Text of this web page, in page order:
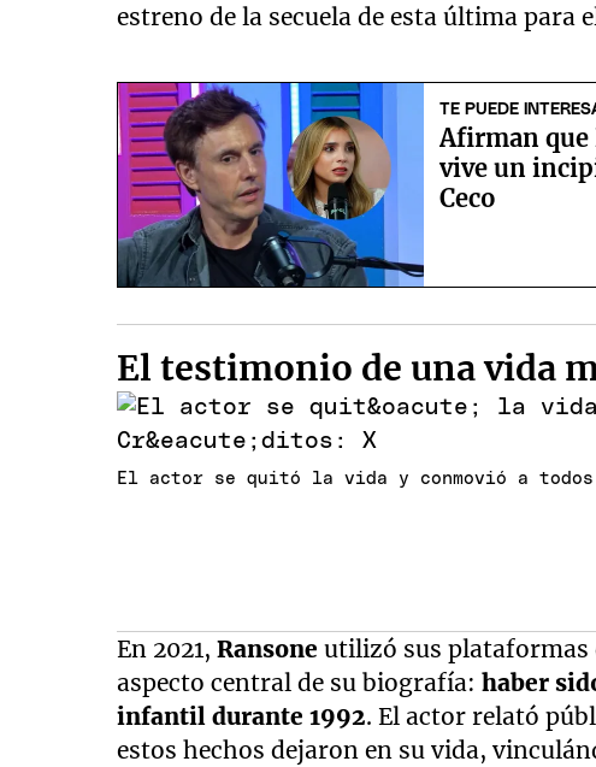
estreno de la secuela de esta última para
TE PUEDE
Afirman que
vive un
Ceco
El testimonio de una vida
El actor se quitó la vida y conmovió a
En 2021,Ransoneutilizó sus plataformas
aspecto central de su biografía:haber
infantil durante 1992. El actor relató
estos hechos dejaron en su vida,